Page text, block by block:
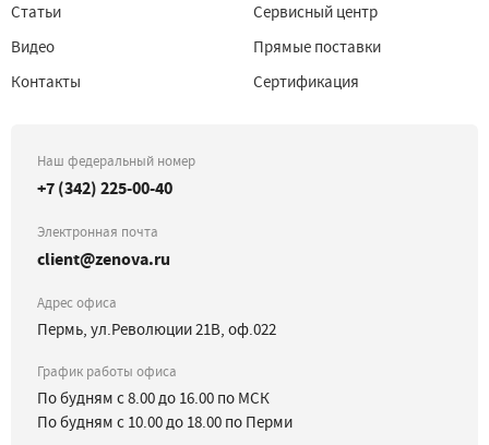
Статьи
Видео
Контакты
Сервисный центр
Прямые поставки
Сертификация
Наш федеральный номер
+7 (342) 225-00-40
Электронная почта
client@zenova.ru
Адрес офиса
Пермь, ул.Революции 21В, оф.022
График работы офиса
По будням с 8.00 до 16.00 по МСК
По будням с 10.00 до 18.00 по Перми